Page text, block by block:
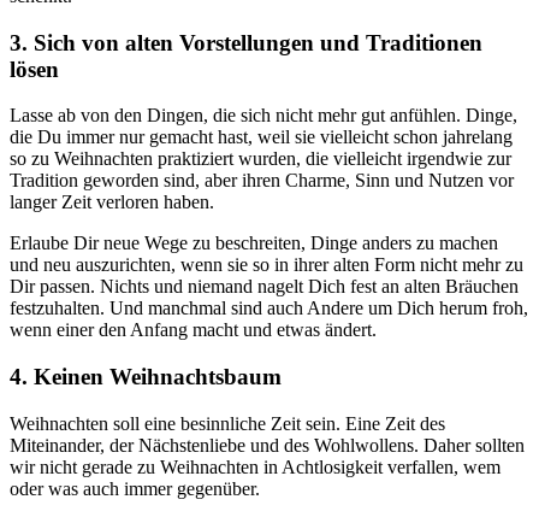
3. Sich von alten Vorstellungen und Traditionen
lösen
Lasse ab von den Dingen, die sich nicht mehr gut anfühlen. Dinge,
die Du immer nur gemacht hast, weil sie vielleicht schon jahrelang
so zu Weihnachten praktiziert wurden, die vielleicht irgendwie zur
Tradition geworden sind, aber ihren Charme, Sinn und Nutzen vor
langer Zeit verloren haben.
Erlaube Dir neue Wege zu beschreiten, Dinge anders zu machen
und neu auszurichten, wenn sie so in ihrer alten Form nicht mehr zu
Dir passen. Nichts und niemand nagelt Dich fest an alten Bräuchen
festzuhalten. Und manchmal sind auch Andere um Dich herum froh,
wenn einer den Anfang macht und etwas ändert.
4. Keinen Weihnachtsbaum
Weihnachten soll eine besinnliche Zeit sein. Eine Zeit des
Miteinander, der Nächstenliebe und des Wohlwollens. Daher sollten
wir nicht gerade zu Weihnachten in Achtlosigkeit verfallen, wem
oder was auch immer gegenüber.